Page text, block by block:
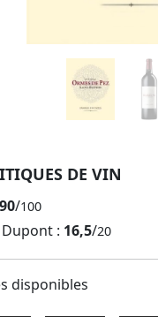
DE VIN
90/100
Dupont : 16,5/20
disponibles